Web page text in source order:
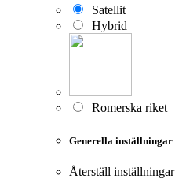
Satellit
Hybrid
Romerska riket
Generella inställningar
Återställ inställningar